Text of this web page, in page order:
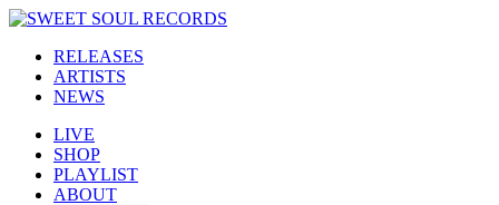
RELEASES
ARTISTS
NEWS
LIVE
SHOP
PLAYLIST
ABOUT